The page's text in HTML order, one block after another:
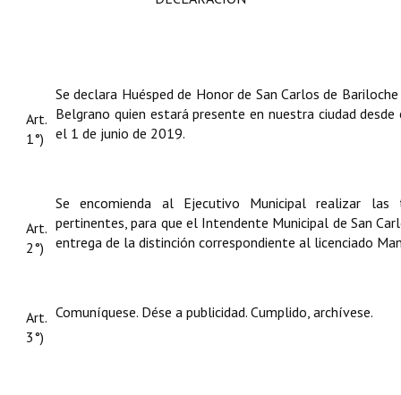
Art.
1°)
Se declara Huésped de Honor de San Carlos de
Belgrano quien estará presente en nuestra ciudad
el 1 de junio de 2019.
Art.
2°)
Se encomienda al Ejecutivo Municipal realizar las
pertinentes, para que el Intendente Municipal de San
entrega de la distinción correspondiente al licenciado
Art.
3°)
Comuníquese. Dése a publicidad. Cumplido, archívese.